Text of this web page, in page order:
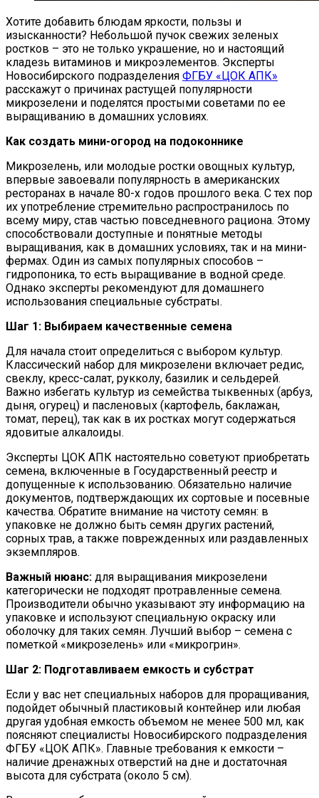
Хотите добавить блюдам яркости, пользы и
изысканности? Небольшой пучок свежих зеленых
ростков – это не только украшение, но и настоящий
кладезь витаминов и микроэлементов. Эксперты
Новосибирского подразделения ФГБУ «ЦОК АПК»
расскажут о причинах растущей популярности
микрозелени и поделятся простыми советами по ее
выращиванию в домашних условиях.
Как создать мини-огород на подоконнике
Микрозелень, или молодые ростки овощных культур,
впервые завоевали популярность в американских
ресторанах в начале 80-х годов прошлого века. С тех пор
их употребление стремительно распространилось по
всему миру, став частью повседневного рациона. Этому
способствовали доступные и понятные методы
выращивания, как в домашних условиях, так и на мини-
фермах. Один из самых популярных способов –
гидропоника, то есть выращивание в водной среде.
Однако эксперты рекомендуют для домашнего
использования специальные субстраты.
Шаг 1: Выбираем качественные семена
Для начала стоит определиться с выбором культур.
Классический набор для микрозелени включает редис,
свеклу, кресс-салат, рукколу, базилик и сельдерей.
Важно избегать культур из семейства тыквенных (арбуз,
дыня, огурец) и пасленовых (картофель, баклажан,
томат, перец), так как в их ростках могут содержаться
ядовитые алкалоиды.
Эксперты ЦОК АПК настоятельно советуют приобретать
семена, включенные в Государственный реестр и
допущенные к использованию. Обязательно наличие
документов, подтверждающих их сортовые и посевные
качества. Обратите внимание на чистоту семян: в
упаковке не должно быть семян других растений,
сорных трав, а также поврежденных или раздавленных
экземпляров.
Важный нюанс: для выращивания микрозелени
категорически не подходят протравленные семена.
Производители обычно указывают эту информацию на
упаковке и используют специальную окраску или
оболочку для таких семян. Лучший выбор – семена с
пометкой «микрозелень» или «микрогрин».
Шаг 2: Подготавливаем емкость и субстрат
Если у вас нет специальных наборов для проращивания,
подойдет обычный пластиковый контейнер или любая
другая удобная емкость объемом не менее 500 мл, как
поясняют специалисты Новосибирского подразделения
ФГБУ «ЦОК АПК». Главные требования к емкости –
наличие дренажных отверстий на дне и достаточная
высота для субстрата (около 5 см).